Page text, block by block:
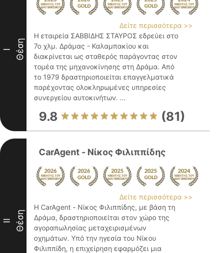
I Θέση
Δείτε περισσότερα >>
Η εταιρεία ΣΑΒΒΙΔΗΣ ΣΤΑΥΡΟΣ εδρεύει στο
7ο χλμ. Δράμας - Καλαμπακίου και
διακρίνεται ως σταθερός παράγοντας στον
τομέα της μηχανοκίνησης στη Δράμα. Από
το 1979 δραστηριοποιείται επαγγελματικά
παρέχοντας ολοκληρωμένες υπηρεσίες
συνεργείου αυτοκινήτων. ...
9.8 (81)
II Θέση
CarAgent - Νίκος Φιλιππίδης
Δείτε περισσότερα >>
Η CarAgent - Νίκος Φιλιππίδης, με βάση τη
Δράμα, δραστηριοποιείται στον χώρο της
αγοραπωλησίας μεταχειρισμένων
οχημάτων. Υπό την ηγεσία του Νίκου
Φιλιππίδη, η επιχείρηση εφαρμόζει μια